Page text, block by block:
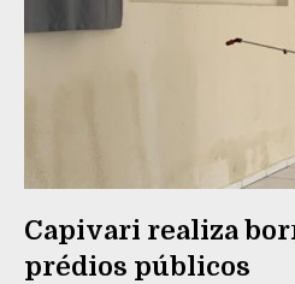
Capivari realiza
prédios públicos